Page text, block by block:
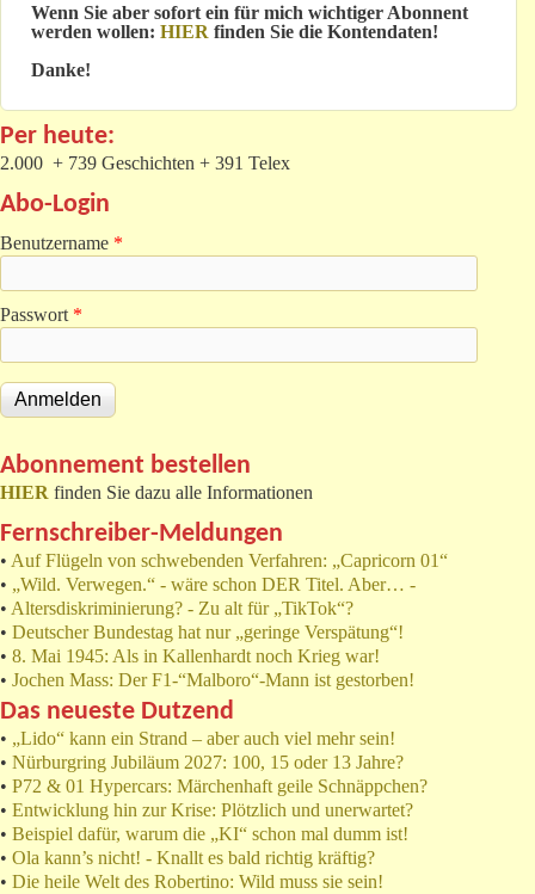
Wenn Sie aber sofort ein für mich wichtiger Abonnent
werden wollen: HIER finden Sie die Kontendaten!
Danke!
Per heute:
2.000 + 739 Geschichten + 391 Telex
Abo-Login
Benutzername *
Passwort *
Abonnement bestellen
HIER finden Sie dazu alle Informationen
Fernschreiber-Meldungen
• Auf Flügeln von schwebenden Verfahren: „Capricorn 01“
• „Wild. Verwegen.“ - wäre schon DER Titel. Aber… -
• Altersdiskriminierung? - Zu alt für „TikTok“?
• Deutscher Bundestag hat nur „geringe Verspätung“!
• 8. Mai 1945: Als in Kallenhardt noch Krieg war!
• Jochen Mass: Der F1-“Malboro“-Mann ist gestorben!
Das neueste Dutzend
• „Lido“ kann ein Strand – aber auch viel mehr sein!
• Nürburgring Jubiläum 2027: 100, 15 oder 13 Jahre?
• P72 & 01 Hypercars: Märchenhaft geile Schnäppchen?
• Entwicklung hin zur Krise: Plötzlich und unerwartet?
• Beispiel dafür, warum die „KI“ schon mal dumm ist!
• Ola kann’s nicht! - Knallt es bald richtig kräftig?
• Die heile Welt des Robertino: Wild muss sie sein!